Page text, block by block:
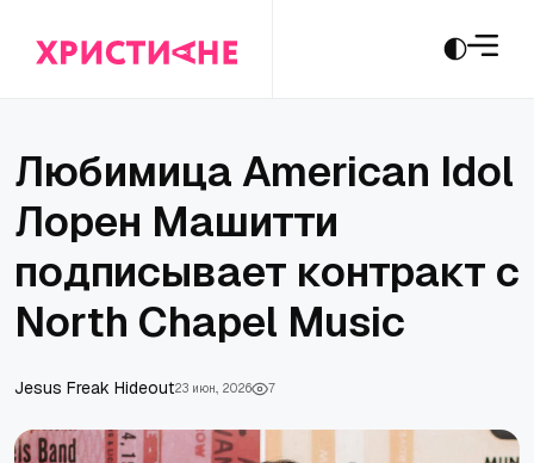
Любимица American Idol
Лорен Машитти
подписывает контракт с
North Chapel Music
Jesus Freak Hideout23 июн., 2026 7